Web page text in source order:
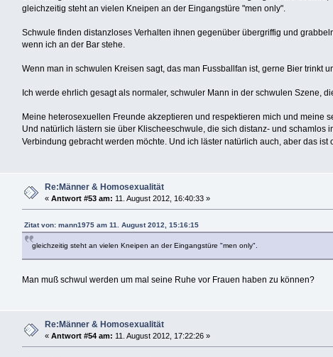
gleichzeitig steht an vielen Kneipen an der Eingangstüre "men only".
Schwule finden distanzloses Verhalten ihnen gegenüber übergriffig und
wenn ich an der Bar stehe.
Wenn man in schwulen Kreisen sagt, das man Fussballfan ist, gerne Bier trinkt
Ich werde ehrlich gesagt als normaler, schwuler Mann in der schwulen Szene,
Meine heterosexuellen Freunde akzeptieren und respektieren mich und meine
Und natürlich lästern sie über Klischeeschwule, die sich distanz- und
Verbindung gebracht werden möchte. Und ich läster natürlich auch, aber das
Re:Männer & Homosexualität
«Antwort #53 am: 11. August 2012, 16:40:33 »
Zitat von: mann1975 am 11. August 2012, 15:16:15
gleichzeitig steht an vielen Kneipen an der Eingangstüre "men only".
Man muß schwul werden um mal seine Ruhe vor Frauen haben zu können?
Re:Männer & Homosexualität
«Antwort #54 am: 11. August 2012, 17:22:26 »